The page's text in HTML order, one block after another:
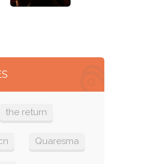
the return
Quaresma